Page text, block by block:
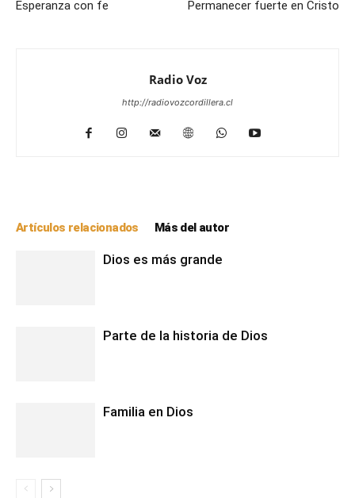
Esperanza con fe Permanecer fuerte en Cristo
Radio Voz
http://radiovozcordillera.cl
Artículos relacionados Más del autor
Dios es más grande
Parte de la historia de Dios
Familia en Dios